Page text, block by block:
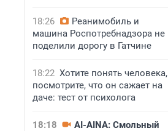
18:26
Реанимобиль и
машина Роспотребнадзора не
поделили дорогу в Гатчине
18:22 Хотите понять человека,
посмотрите, что он сажает на
даче: тест от психолога
18:18
AI-AINA: Смольный